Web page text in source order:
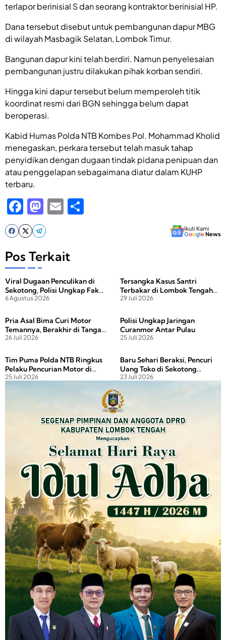
terlapor berinisial S dan seorang kontraktor berinisial HP.
Dana tersebut disebut untuk pembangunan dapur MBG
di wilayah Masbagik Selatan, Lombok Timur.
Bangunan dapur kini telah berdiri. Namun penyelesaian
pembangunan justru dilakukan pihak korban sendiri.
Hingga kini dapur tersebut belum memperoleh titik
koordinat resmi dari BGN sehingga belum dapat
beroperasi.
Kabid Humas Polda NTB Kombes Pol. Mohammad Kholid
menegaskan, perkara tersebut telah masuk tahap
penyidikan dengan dugaan tindak pidana penipuan dan
atau penggelapan sebagaimana diatur dalam KUHP
terbaru.
F
a
c
e
b
o
o
k
M
a
st
o
o
n
E
Ikuti Kami
GoogleNews
Pos Terkait
Viral Dugaan Penculikan di
Sekotong, Polisi Ungkap Fakta
Sebenarnya
6 Agustus 2026
Tersangka Kasus Santri
Terbakar di Lombok Tengah
Dijerat Pasal Tambahan
29 Juli 2026
Pria Asal Bima Curi Motor
Temannya, Berakhir di Tangan
Polisi
26 Juli 2026
Polisi Ungkap Jaringan
Curanmor Antar Pulau
25 Juli 2026
Tim Puma Polda NTB Ringkus
Pelaku Pencurian Motor di
Halaman Masjid
25 Juli 2026
Baru Sehari Beraksi, Pencuri
Uang Toko di Sekotong
Langsung Diciduk Polisi
23 Juli 2026